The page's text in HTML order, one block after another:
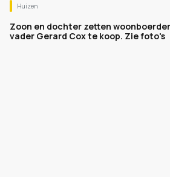
Huizen
Zoon en dochter zetten
vader Gerard Cox te koop. Zie foto's